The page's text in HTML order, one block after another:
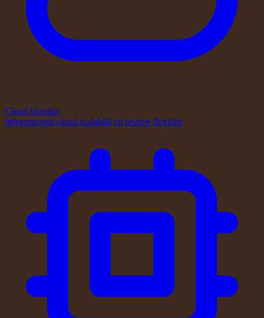
Cloud Hosting
Infrastructură cloud scalabilă cu resurse flexibile